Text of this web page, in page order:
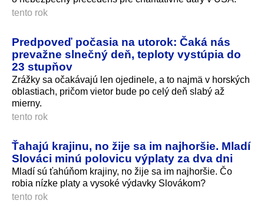
tento rok
Predpoveď počasia na utorok: Čaká nás
prevažne slnečný deň, teploty vystúpia do
23 stupňov
Zrážky sa očakávajú len ojedinele, a to najmä v horských
oblastiach, pričom vietor bude po celý deň slabý až
mierny.
tento rok
Ťahajú krajinu, no žije sa im najhoršie. Mladí
Slováci minú polovicu výplaty za dva dni
Mladí sú ťahúňom krajiny, no žije sa im najhoršie. Čo
robia nízke platy a vysoké výdavky Slovákom?
tento rok